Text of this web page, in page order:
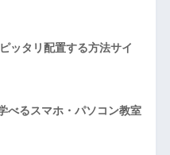
ッタリ配置する方法サイ
べるスマホ・パソコン教室